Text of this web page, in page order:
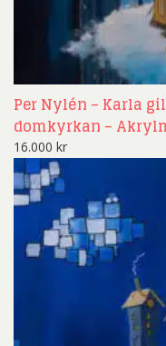
Per Nylén – Karla
domkyrkan –
16.000 kr